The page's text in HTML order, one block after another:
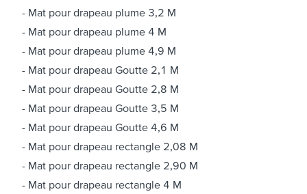
Mat pour drapeau plume 3,2 M
Mat pour drapeau plume 4 M
Mat pour drapeau plume 4,9 M
Mat pour drapeau Goutte 2,1 M
Mat pour drapeau Goutte 2,8 M
Mat pour drapeau Goutte 3,5 M
Mat pour drapeau Goutte 4,6 M
Mat pour drapeau rectangle 2,08 M
Mat pour drapeau rectangle 2,90 M
Mat pour drapeau rectangle 4 M